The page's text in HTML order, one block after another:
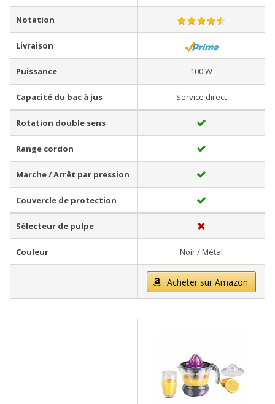
Notation
Livraison
Puissance 100 W
Capacité du bac à jus Service direct
Rotation double sens
Range cordon
Marche / Arrêt par pression
Couvercle de protection
Sélecteur de pulpe
Couleur Noir / Métal
Acheter sur Amazon